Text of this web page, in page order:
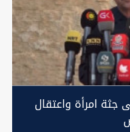
جثة امرأة واعتقال